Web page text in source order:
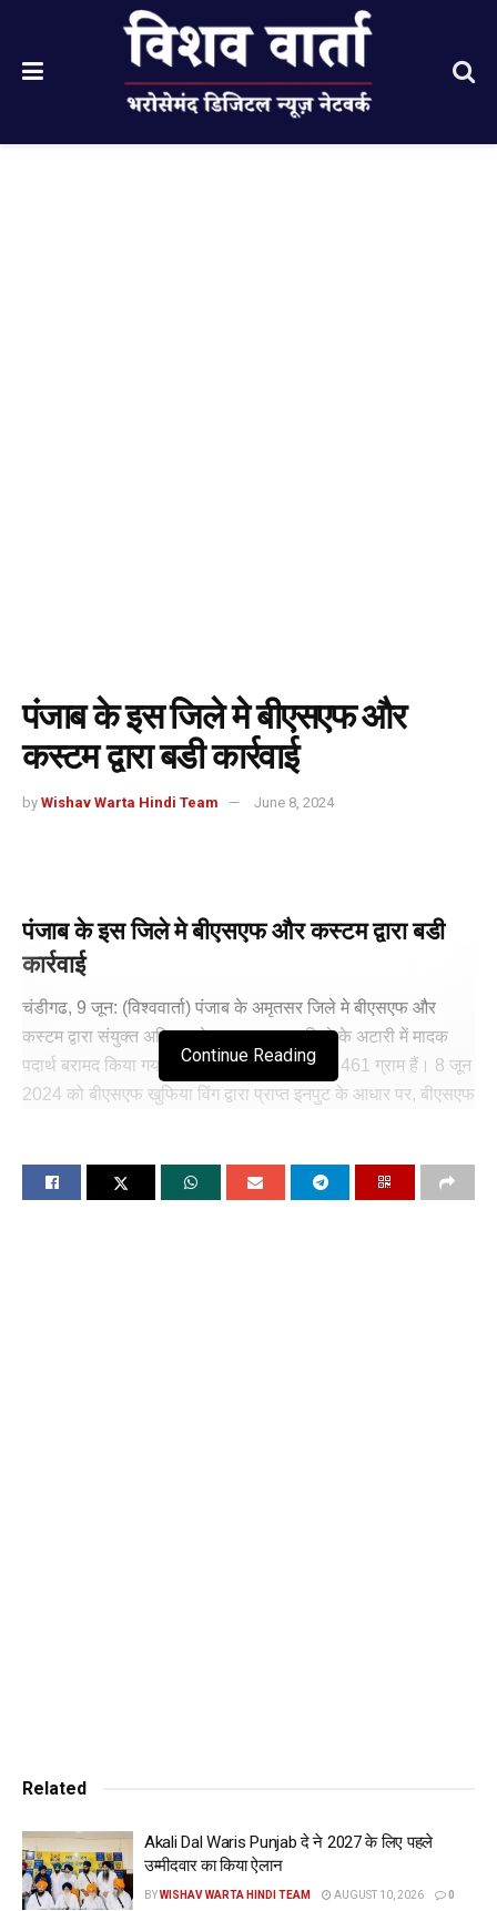
पंजाब के इस जिले मे बीएसएफ और
कस्टम द्वारा बडी कार्रवाई
by Wishav Warta Hindi Team June 8, 2024
पंजाब के इस जिले मे बीएसएफ और कस्टम द्वारा बडी
कार्रवाई
चंडीगढ, 9 जून: (विश्ववार्ता) पंजाब के अमृतसर जिले मे बीएसएफ और
कस्टम द्वारा संयुक्त अभियान के तहत अमृतसर जिले के अटारी में मादक
पदार्थ बरामद किया गया हैं। संदिग्ध हेरोइन का वजन 461 ग्राम हैं। 8 जून
2024 को बीएसएफ खुफिया विंग द्वारा प्राप्त इनपुट के आधार पर, बीएसएफ
वाले टेप से लिपटे एक प्लास्टिक कंटेनर को कैनाइन सेंटर कस्टम
Continue Reading
Related
Akali Dal Waris Punjab दे ने 2027 के लिए पहले
उम्मीदवार का किया ऐलान
BYWISHAV WARTA HINDI TEAM AUGUST 10, 2026 0